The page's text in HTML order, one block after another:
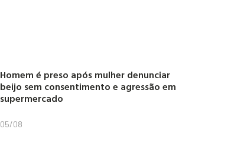
Homem é preso após mulher denunciar
beijo sem consentimento e agressão em
supermercado
05/08